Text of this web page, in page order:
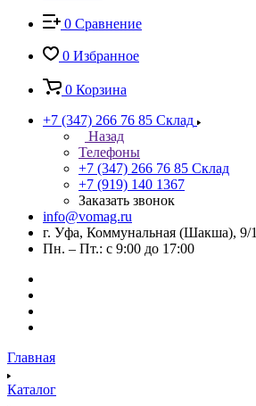
0 Сравнение
0 Избранное
0 Корзина
+7 (347) 266 76 85 Склад
Назад
Телефоны
+7 (347) 266 76 85 Склад
+7 (919) 140 1367
Заказать звонок
info@vomag.ru
г. Уфа, Коммунальная (Шакша), 9/1
Пн. – Пт.: с 9:00 до 17:00
Главная
Каталог